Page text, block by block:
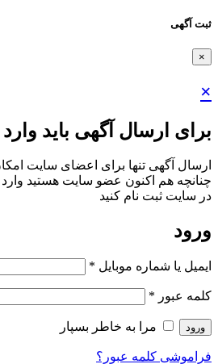
ثبت آگهی
×
×
برای ارسال آگهی باید
ارسال آگهی تنها برای اعضای سایت
چنانچه هم‌ اکنون عضو سایت هستید
در سایت ثبت نام کنید
ورود
ایمیل یا شماره موبایل *
کلمه عبور *
ورود مرا به خاطر بسپار
فراموشی کلمه عبور؟